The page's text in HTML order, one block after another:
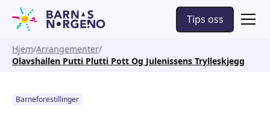
Tips oss
Hjem Arrangementer
Olavshallen Putti Plutti Pott Og Julenissens Trylleskjegg
Barneforestillinger